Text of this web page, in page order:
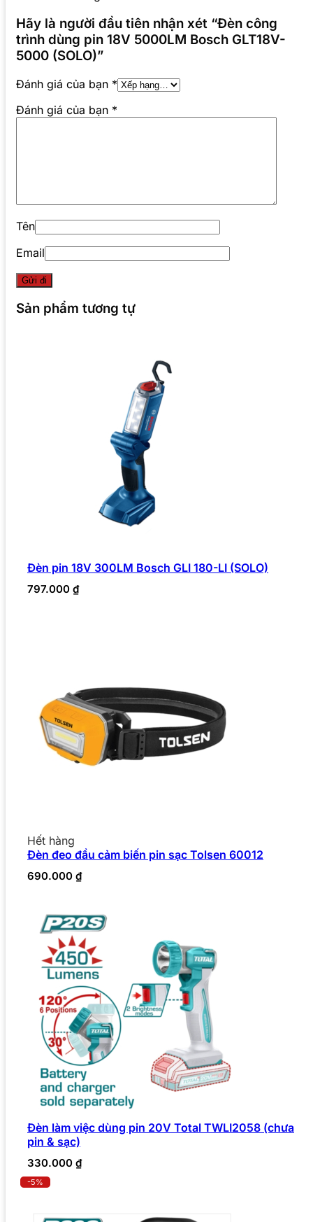
Hãy là người đầu tiên nhận xét “Đèn công
trình dùng pin 18V 5000LM Bosch GLT18V-
5000 (SOLO)”
Đánh giá của bạn *
Đánh giá của bạn *
Tên
Email
Sản phẩm tương tự
Đèn pin 18V 300LM Bosch GLI 180-LI (SOLO)
797.000 ₫
Hết hàng
Đèn đeo đầu cảm biến pin sạc Tolsen 60012
690.000 ₫
Đèn làm việc dùng pin 20V Total TWLI2058 (chưa
pin & sạc)
330.000 ₫
-5%